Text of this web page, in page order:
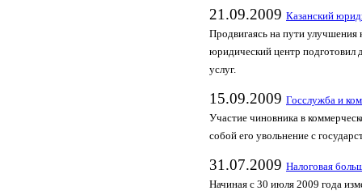
21.09.2009 Казанский
Продвигаясь на пути улучшения
юридический центр подготовил
услуг.
15.09.2009 Госслужба и
Участие чиновника в
собой его увольнение с
31.07.2009 Налоговая
Начиная с 30 июля 2009 года